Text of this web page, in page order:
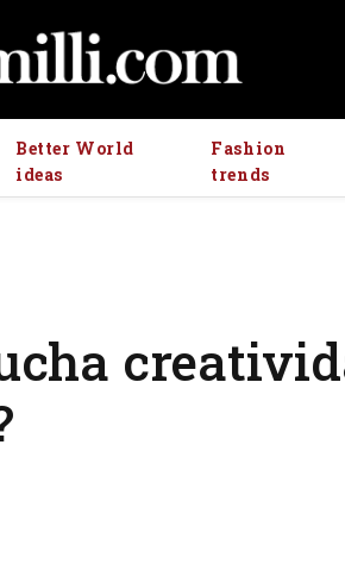
Better World
ideas
Fashion
trends